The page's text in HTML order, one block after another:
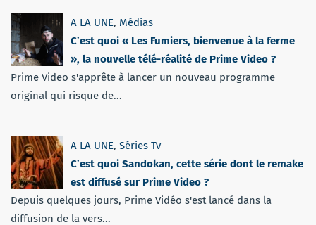
A LA UNE, Médias
C’est quoi « Les Fumiers, bienvenue à la ferme
», la nouvelle télé-réalité de Prime Video ?
Prime Video s'apprête à lancer un nouveau programme
original qui risque de...
A LA UNE, Séries Tv
C’est quoi Sandokan, cette série dont le remake
est diffusé sur Prime Video ?
Depuis quelques jours, Prime Vidéo s'est lancé dans la
diffusion de la vers...